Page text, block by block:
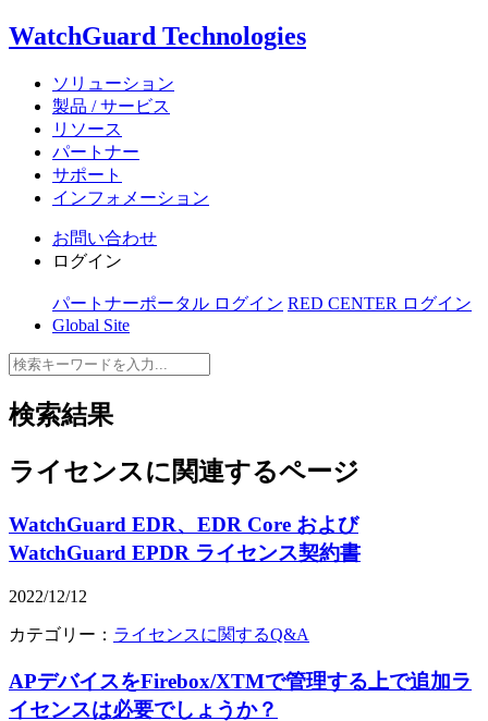
WatchGuard Technologies
ソリューション
製品 / サービス
リソース
パートナー
サポート
インフォメーション
お問い合わせ
ログイン
パートナーポータル ログイン RED CENTER ログイン
Global Site
検索結果
ライセンスに関連するページ
WatchGuard EDR、EDR Core および
WatchGuard EPDR ライセンス契約書
2022/12/12
カテゴリー： ライセンスに関するQ&A
APデバイスをFirebox/XTMで管理する上で追加ラ
イセンスは必要でしょうか？